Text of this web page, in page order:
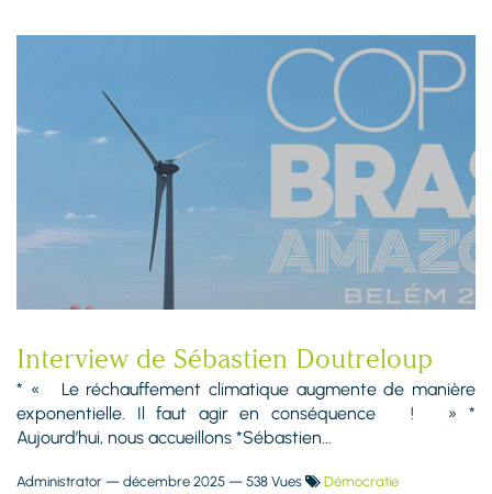
Interview de Sébastien Doutreloup
* « Le réchauffement climatique augmente de manière
exponentielle. Il faut agir en conséquence ! » *
Aujourd’hui, nous accueillons *Sébastien...
Administrator — décembre 2025 — 538 Vues
Démocratie